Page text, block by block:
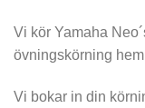
Vi kör Yamaha
övningskörning
Vi bokar in din